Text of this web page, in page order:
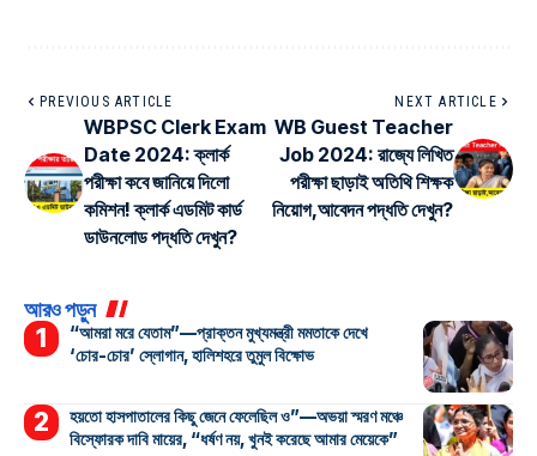
PREVIOUS ARTICLE
WBPSC Clerk Exam
Date 2024: ক্লার্ক
পরীক্ষা কবে জানিয়ে দিলো
কমিশন! ক্লার্ক এডমিট কার্ড
ডাউনলোড পদ্ধতি দেখুন?
NEXT ARTICLE
WB Guest Teacher
Job 2024: রাজ্যে লিখিত
পরীক্ষা ছাড়াই অতিথি শিক্ষক
নিয়োগ,আবেদন পদ্ধতি দেখুন?
আরও পড়ুন
“আমরা মরে যেতাম”—প্রাক্তন মুখ্যমন্ত্রী মমতাকে দেখে
‘চোর-চোর’ স্লোগান, হালিশহরে তুমুল বিক্ষোভ
হয়তো হাসপাতালের কিছু জেনে ফেলেছিল ও”—অভয়া স্মরণ মঞ্চে
বিস্ফোরক দাবি মায়ের, “ধর্ষণ নয়, খুনই করেছে আমার মেয়েকে”